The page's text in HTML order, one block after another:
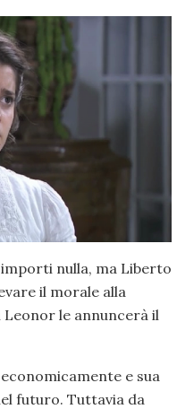
nulla, ma Liberto
il morale alla
le annuncerà il
e sua
futuro. Tuttavia da